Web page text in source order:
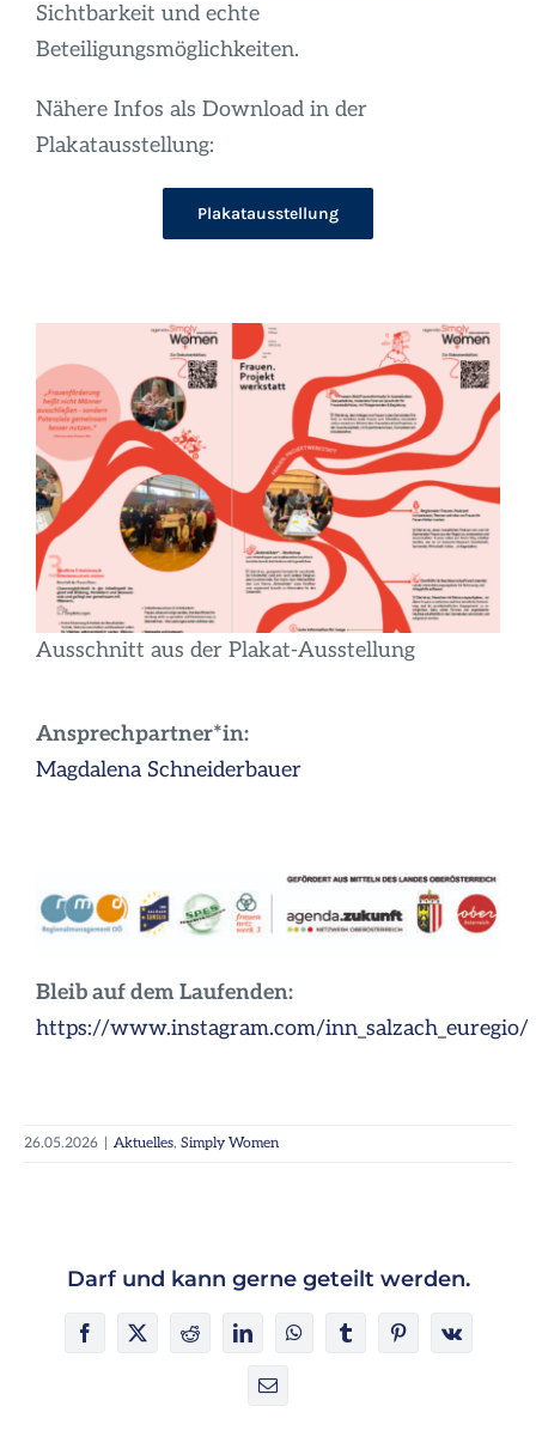
Sichtbarkeit und echte
Beteiligungsmöglichkeiten.
Nähere Infos als Download in der
Plakatausstellung:
Plakatausstellung
Ausschnitt aus der Plakat-Ausstellung
Ansprechpartner*in:
Magdalena Schneiderbauer
Bleib auf dem Laufenden:
https://www.instagram.com/inn_salzach_euregio/
26.05.2026 Aktuelles, Simply Women
Darf und kann gerne geteilt werden.
Facebook
X RedditLinkedInWhatsAppTumblrPinterest
Vk
E-